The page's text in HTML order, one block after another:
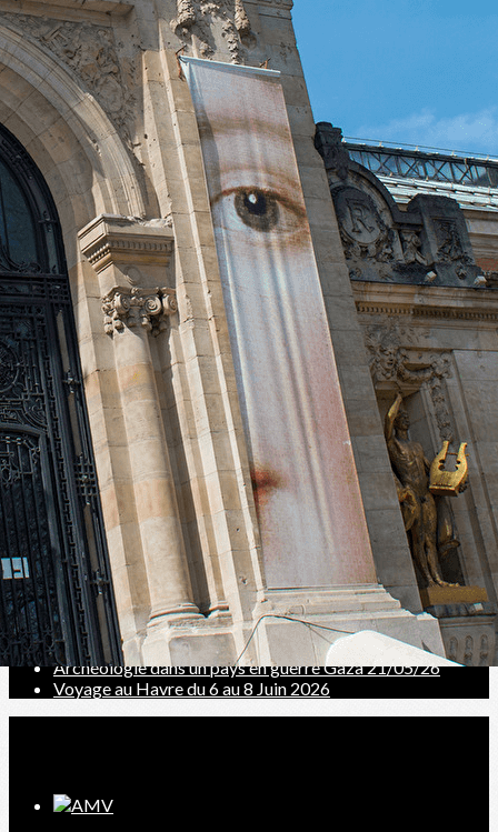
Exporter les lignes sélectionnées
Exporter toutes les colonnes
Exporter uniquement les colonnes affichées
Menu
<
>
Les enseignes au Moyen Âge 28/9/2024
Forêt magique-fascination des artistes14/11/2024
Schubert par Jan Willem de Vriend 4/12/2024
Vision de Jérusalem Représentation urbaine
Lac TITICACA : berceau du soleil 9/01/2025
Sortie Orsay et Bourse de Paris le 11 Janvier 2025
Une vie de héros Brahms 17/1/2025
Les villes du Hainaut (les albums de Croÿ 13/02/25
Visite de l'exposition " Le musée et ses fantômes"
HIroshige Maître de l'estampe japonaise 13/03/2025
André Lenôtre, art des jardins au 17ème 10/4/2025
Promenade dans le Valenciennois 15/5/2025
Le Réciproque | Pietro Torri 31/5/2025
Participation à la saison 2025 2026 de Phénix
Mons : l'art au cœur de l'architecture 9/10/2025
Reconstruction Valenciennes (1940-1965) 13/11/2025
De la Sagrada Familia => églises récentes 11/12/25
Sortie à la Piscine pour l'exposition O PAUVERT
Conférence " Art Moderne d'Amérique Centrale"
Valenciennes dans les collections du Musée 8/01/26
Parcours et philosophie du Street Art à Boulogne
Pierre VAGO, exemple d'intégration des arts 12/03
Paysages Roubaisiens : ville à l'âge industriel
Archéologie dans un pays en guerre Gaza 21/05/26
Voyage au Havre du 6 au 8 Juin 2026